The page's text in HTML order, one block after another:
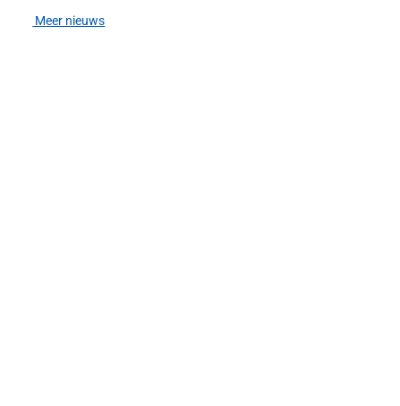
Meer nieuws